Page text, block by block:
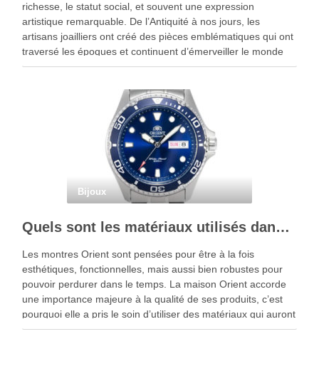
richesse, le statut social, et souvent une expression
artistique remarquable. De l’Antiquité à nos jours, les
artisans joailliers ont créé des pièces emblématiques qui ont
traversé les époques et continuent d’émerveiller le monde
entier. Voici un voyage à travers quelques-uns des plus …
Bijoux
Quels sont les matériaux utilisés dans la fabrication des montres Orient ?
Les montres Orient sont pensées pour être à la fois
esthétiques, fonctionnelles, mais aussi bien robustes pour
pouvoir perdurer dans le temps. La maison Orient accorde
une importance majeure à la qualité de ses produits, c’est
pourquoi elle a pris le soin d’utiliser des matériaux qui auront
un fort impact …